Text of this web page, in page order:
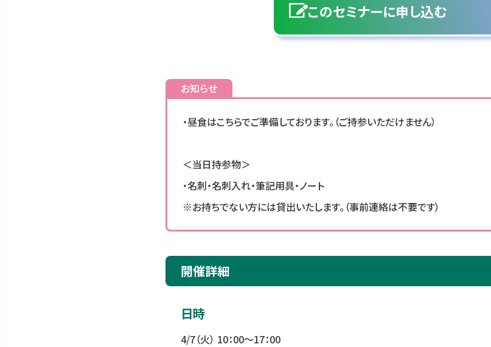
このセミナーに申し込む
お知らせ
・昼食はこちらでご準備しております。（ご持参いただけません）
＜当日持参物＞
・名刺・名刺入れ・筆記用具・ノート
※お持ちでない方には貸出いたします。（事前連絡は不要です）
開催詳細
日時
4/7（火） 10：00～17：00